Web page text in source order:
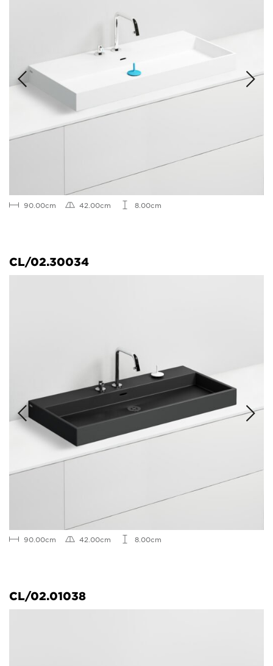
90.00cm 42.00cm 8.00cm
CL/02.30034
90.00cm 42.00cm 8.00cm
CL/02.01038